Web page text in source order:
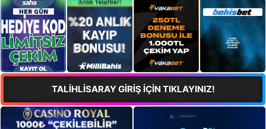
TALİHLİSARAY GİRİŞ İÇİN TIKLAYINIZ!